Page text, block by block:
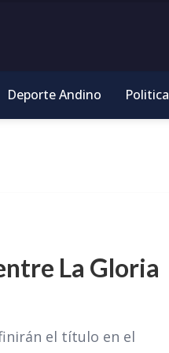
Deporte Andino Politica
La Gloria
el título en el